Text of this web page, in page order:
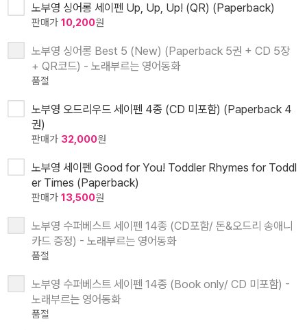
노부영 싱어롱 세이펜 Up, Up, Up! (QR) (Paperback)
판매가 10,200원
노부영 싱어롱 Best 5 (New) (Paperback 5권 + CD 5장
+ QR코드) - 노래부르는 영어동화
품절
노부영 오드리우드 세이펜 4종 (CD 미포함) (Paperback 4
권)
판매가 32,000원
노부영 세이펜 Good for You! Toddler Rhymes for Toddl
er Times (Paperback)
판매가 13,500원
노부영 수퍼베스트 세이펜 14종 (CD포함/ 돈&오드리 송애니
카드 증정) - 노래부르는 영어동화
품절
노부영 수퍼베스트 세이펜 14종 (Book only/ CD 미포함) -
노래부르는 영어동화
품절